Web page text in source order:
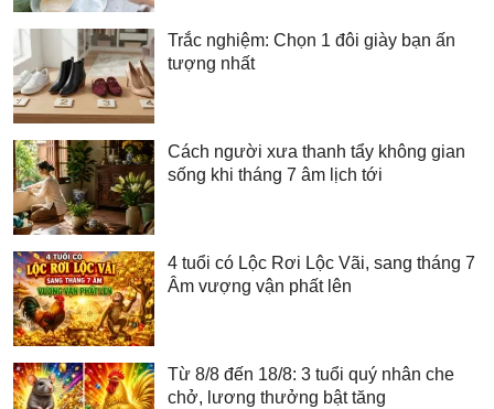
Trắc nghiệm: Chọn 1 đôi giày bạn ấn
tượng nhất
Cách người xưa thanh tẩy không gian
sống khi tháng 7 âm lịch tới
4 tuổi có Lộc Rơi Lộc Vãi, sang tháng 7
Âm vượng vận phất lên
Từ 8/8 đến 18/8: 3 tuổi quý nhân che
chở, lương thưởng bật tăng